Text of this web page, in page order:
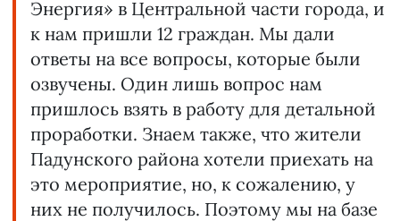
Энергия» в Центральной части города, и
к нам пришли 12 граждан. Мы дали
ответы на все вопросы, которые были
озвучены. Один лишь вопрос нам
пришлось взять в работу для детальной
проработки. Знаем также, что жители
Падунского района хотели приехать на
это мероприятие, но, к сожалению, у
них не получилось. Поэтому мы на базе